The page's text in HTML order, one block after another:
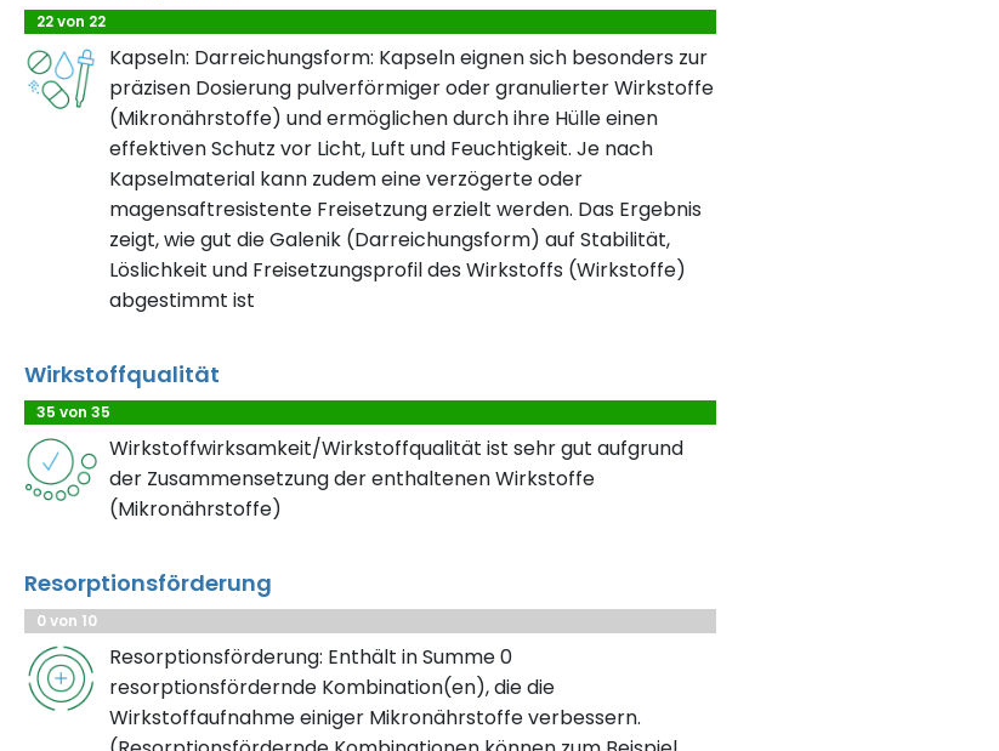
22 von 22
Kapseln: Darreichungsform: Kapseln eignen sich besonders zur
präzisen Dosierung pulverförmiger oder granulierter Wirkstoffe
(Mikronährstoffe) und ermöglichen durch ihre Hülle einen
effektiven Schutz vor Licht, Luft und Feuchtigkeit. Je nach
Kapselmaterial kann zudem eine verzögerte oder
magensaftresistente Freisetzung erzielt werden. Das Ergebnis
zeigt, wie gut die Galenik (Darreichungsform) auf Stabilität,
Löslichkeit und Freisetzungsprofil des Wirkstoffs (Wirkstoffe)
abgestimmt ist
Wirkstoffqualität
35 von 35
Wirkstoffwirksamkeit/Wirkstoffqualität ist sehr gut aufgrund
der Zusammensetzung der enthaltenen Wirkstoffe
(Mikronährstoffe)
Resorptionsförderung
0 von 10
Resorptionsförderung: Enthält in Summe 0
resorptionsfördernde Kombination(en), die die
Wirkstoffaufnahme einiger Mikronährstoffe verbessern.